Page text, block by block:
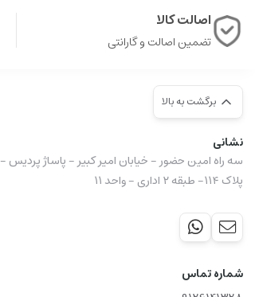
اصالت کالا
تضمین اصالت و گارانتی
برگشت به بالا
نشانی
سه راه امین حضور - خیابان امیر کبیر - پاساژ پردیس -
پلاک ۱۱۴- طبقه ۲ اداری - واحد ۱۱
شماره تماس